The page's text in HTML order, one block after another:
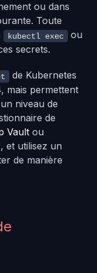
ou dans
Toute
kubectl exec
ou
secrets.
de Kubernetes
mais permettent
niveau de
de
Vault ou
, et utilisez un
de manière